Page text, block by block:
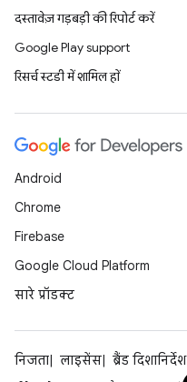
दस्तावेज़ गड़बड़ी की रिपोर्ट करें
Google Play support
रिसर्च स्टडी में शामिल हों
Android
Chrome
Firebase
Google Cloud Platform
सारे प्रॉडक्ट
निजता लाइसेंस ब्रैंड दिशानिर्देश